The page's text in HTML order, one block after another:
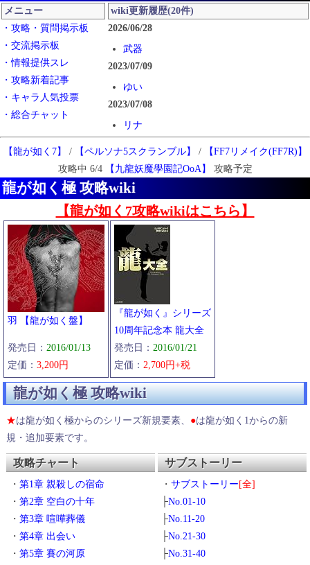
メニュー
・攻略・質問掲示板
・交流掲示板
・情報提供スレ
・攻略新着記事
・キャラ人気投票
・総合チャット
wiki更新履歴(20件)
2026/06/28
武器
2023/07/09
ゆい
2023/07/08
リナ
サブストーリー/No.41-50
サブストーリー/No.21-30
サブストーリー
2023/07/02
パーツ
2023/06/29
サブストーリー/No.71-78
2020/11/10
特典コード
2020/11/08
路上武器
裏技・小技
乱戦闘技
遥のおねだり
防具
配信コンテンツ
能力（龍）
能力（特）
能力（体）
【龍が如く7】 / 【ペルソナ5スクランブル】 /
【FF7リメイク(FF7R)】
攻略中 6/4
【九龍妖魔學園記OoA】 攻略予定
龍が如く極 攻略wiki
【龍が如く7攻略wikiはこちら】
羽 【龍が如く盤】
発売日： 2016/01/13
定価： 3,200円
『龍が如く』シリーズ
10周年記念本 龍大全
発売日： 2016/01/21
定価： 2,700円+税
龍が如く極 攻略wiki
★は龍が如く極からのシリーズ新規要素、 ●は龍が如く1からの新
規・追加要素です。
攻略チャート
・ 第1章 親殺しの宿命
・ 第2章 空白の十年
・ 第3章 喧嘩葬儀
・ 第4章 出会い
・ 第5章 賽の河原
サブストーリー
・ サブストーリー [全]
├No.01-10
├No.11-20
├No.21-30
├No.31-40